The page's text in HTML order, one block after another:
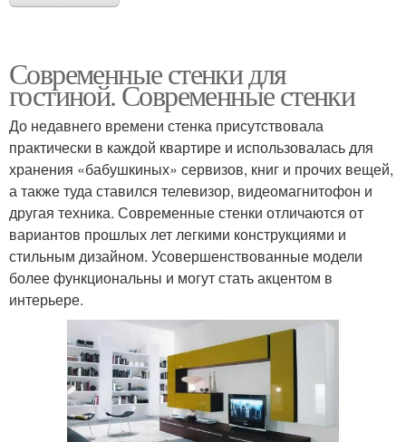
Современные стенки для
гостиной. Современные стенки
До недавнего времени стенка присутствовала
практически в каждой квартире и использовалась для
хранения «бабушкиных» сервизов, книг и прочих вещей,
а также туда ставился телевизор, видеомагнитофон и
другая техника. Современные стенки отличаются от
вариантов прошлых лет легкими конструкциями и
стильным дизайном. Усовершенствованные модели
более функциональны и могут стать акцентом в
интерьере.